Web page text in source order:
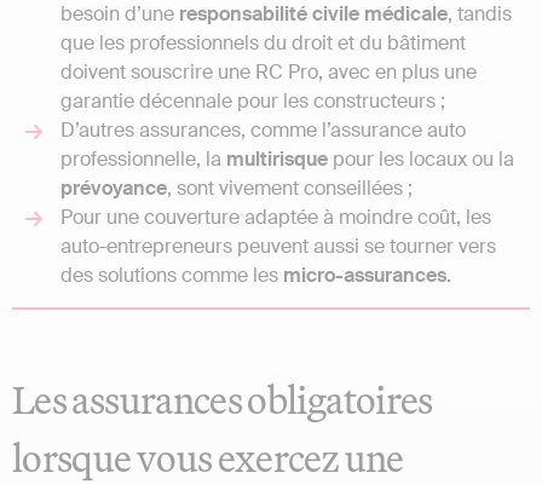
besoin d’une responsabilité civile médicale, tandis
que les professionnels du droit et du bâtiment
doivent souscrire une RC Pro, avec en plus une
garantie décennale pour les constructeurs ;
D’autres assurances, comme l’assurance auto
professionnelle, la multirisque pour les locaux ou la
prévoyance, sont vivement conseillées ;
Pour une couverture adaptée à moindre coût, les
auto-entrepreneurs peuvent aussi se tourner vers
des solutions comme les micro-assurances.
Les assurances obligatoires
lorsque vous exercez une